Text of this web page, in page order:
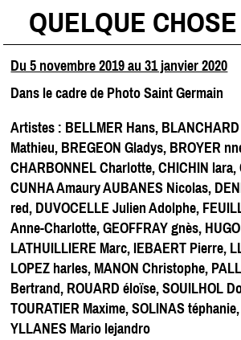
QUELQUE
Du 5 novembre 2019 au 31 janvier 2020
Dans le cadre de Photo Saint Germain
Artistes : BELLMER Hans,
Mathieu, BREGEON Gladys, BROYER
CHARBONNEL Charlotte, CHICHIN lara,
CUNHA Amaury AUBANES Nicolas,
red, DUVOCELLE Julien Adolphe,
Anne-Charlotte, GEOFFRAY gnès,
LATHUILLIERE Marc, IEBAERT Pierre,
LOPEZ harles, MANON Christophe,
Bertrand, ROUARD éloïse, SOUILHOL
TOURATIER Maxime, SOLINAS
YLLANES Mario lejandro